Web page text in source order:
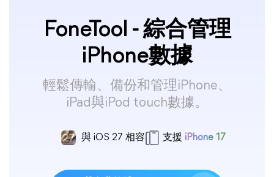
FoneTool - 綜合管理
iPhone數據
輕鬆傳輸、備份和管理iPhone、
iPad與iPod touch數據。
與 iOS 27 相容 支援 iPhone 17